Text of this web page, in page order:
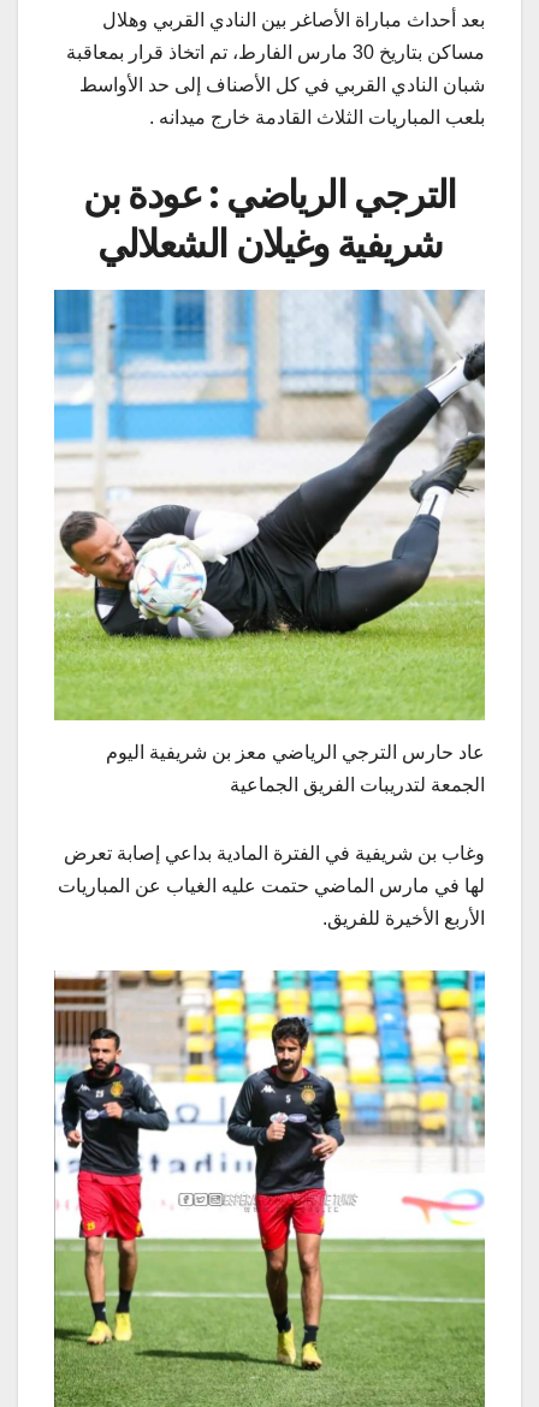
بعد أحداث مباراة الأصاغر بين النادي القربي وهلال
مساكن بتاريخ 30 مارس الفارط، تم اتخاذ قرار بمعاقبة
شبان النادي القربي في كل الأصناف إلى حد الأواسط
بلعب المباريات الثلاث القادمة خارج ميدانه .
الترجي الرياضي : عودة بن
شريفية وغيلان الشعلالي
عاد حارس الترجي الرياضي معز بن شريفية اليوم
الجمعة لتدريبات الفريق الجماعية
وغاب بن شريفية في الفترة المادية بداعي إصابة تعرض
لها في مارس الماضي حتمت عليه الغياب عن المباريات
الأربع الأخيرة للفريق.